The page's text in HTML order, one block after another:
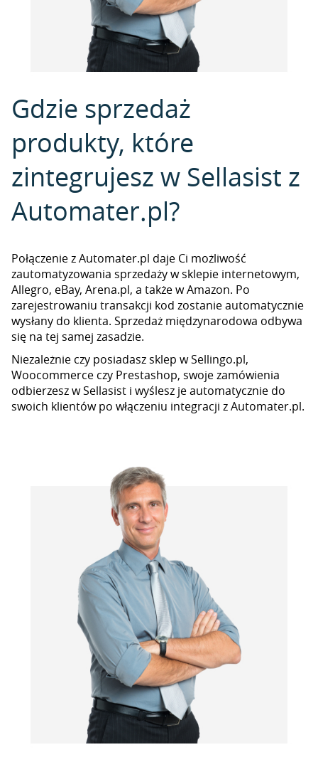
Gdzie sprzedaż
produkty, które
zintegrujesz w Sellasist z
Automater.pl?
Połączenie z Automater.pl daje Ci możliwość
zautomatyzowania sprzedaży w sklepie internetowym,
Allegro, eBay, Arena.pl, a także w Amazon. Po
zarejestrowaniu transakcji kod zostanie automatycznie
wysłany do klienta. Sprzedaż międzynarodowa odbywa
się na tej samej zasadzie.
Niezależnie czy posiadasz sklep w Sellingo.pl,
Woocommerce czy Prestashop, swoje zamówienia
odbierzesz w Sellasist i wyślesz je automatycznie do
swoich klientów po włączeniu integracji z Automater.pl.